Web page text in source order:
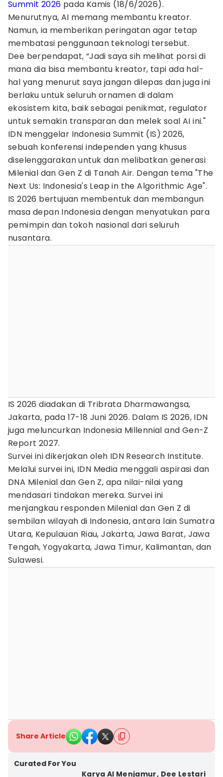
Summit 2026 pada Kamis (18/6/2026).
Menurutnya, AI memang membantu kreator.
Namun, ia memberikan peringatan agar tetap
membatasi penggunaan teknologi tersebut.
Dee berpendapat, “Jadi saya sih melihat porsi di
mana dia bisa membantu kreator, tapi ada hal-
hal yang menurut saya jangan dilepas dan juga ini
berlaku untuk seluruh ornamen di dalam
ekosistem kita, baik sebagai penikmat, regulator
untuk semakin transparan dan melek soal AI ini."
IDN menggelar Indonesia Summit (IS) 2026,
sebuah konferensi independen yang khusus
diselenggarakan untuk dan melibatkan generasi
Milenial dan Gen Z di Tanah Air. Dengan tema "The
Next Us: Indonesia's Leap in the Algorithmic Age".
IS 2026 bertujuan membentuk dan membangun
masa depan Indonesia dengan menyatukan para
pemimpin dan tokoh nasional dari seluruh
nusantara.
IS 2026 diadakan di Tribrata Dharmawangsa,
Jakarta, pada 17-18 Juni 2026. Dalam IS 2026, IDN
juga meluncurkan Indonesia Millennial and Gen-Z
Report 2027.
Survei ini dikerjakan oleh IDN Research Institute.
Melalui survei ini, IDN Media menggali aspirasi dan
DNA Milenial dan Gen Z, apa nilai-nilai yang
mendasari tindakan mereka. Survei ini
menjangkau responden Milenial dan Gen Z di
sembilan wilayah di Indonesia, antara lain Sumatra
Utara, Kepulauan Riau, Jakarta, Jawa Barat, Jawa
Tengah, Yogyakarta, Jawa Timur, Kalimantan, dan
Sulawesi.
Share Article
Curated For You
Karya AI Menjamur, Dee Lestari